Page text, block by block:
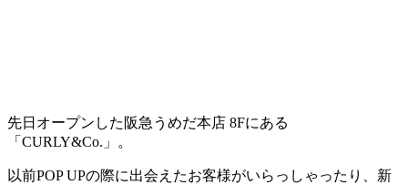
先日オープンした阪急うめだ本店 8Fにある
「CURLY&Co.」。
以前POP UPの際に出会えたお客様がいらっしゃったり、新